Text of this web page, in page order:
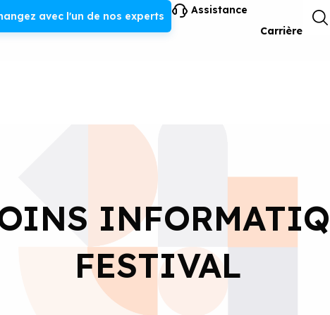
avec l'un de nos experts
Assistance
Carrière
FESTIVAL